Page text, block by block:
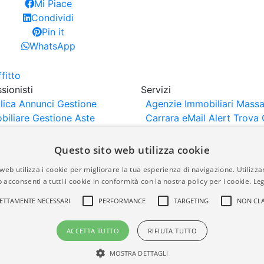
Mi Piace
Condividi
Pin it
WhatsApp
Annunci Gestione
Gestione Aste
Importazione
Servizi
Agenzie Immobiliari
Carrara eMail Alert Trova
italia.it vengono pubblicati da agenzie immobiliari e
della correttezza, della completezza, della
Questo sito web utilizza cookie
utilizza i cookie per migliorare la tua esperienza di navigazione.
acconsenti a tutti i cookie in conformità con la nostra policy per i cookie.
NECESSARI PERFORMANCE TARGETING NON
ACCETTA TUTTO RIFIUTA TUTTO
MOSTRA DETTAGLI